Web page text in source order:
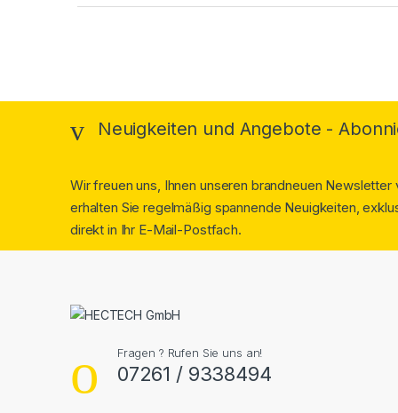
Neuigkeiten und Angebote -
Wir freuen uns, Ihnen unseren brandneuen
erhalten Sie regelmäßig spannende Neuigkeiten,
direkt in Ihr E-Mail-Postfach.
Fragen ? Rufen Sie uns an!
07261 / 9338494